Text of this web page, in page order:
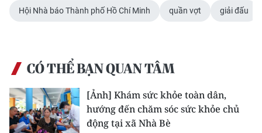
中文
FRANÇAIS
РУССКИЙ
Hội Nhà báo Thành phố Hồ Chí Minh quần vợt giải đấu
CÓ THỂ BẠN QUAN TÂM
[Ảnh] Khám sức khỏe toàn dân,
hướng đến chăm sóc sức khỏe chủ
động tại xã Nhà Bè